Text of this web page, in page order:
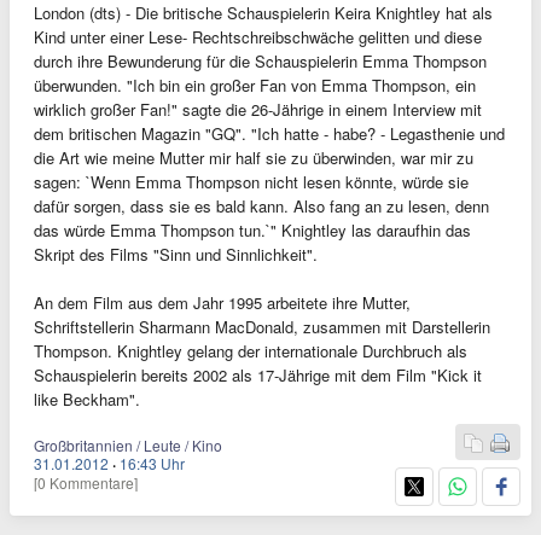
London (dts) - Die britische Schauspielerin Keira Knightley hat als
Kind unter einer Lese- Rechtschreibschwäche gelitten und diese
durch ihre Bewunderung für die Schauspielerin Emma Thompson
überwunden. "Ich bin ein großer Fan von Emma Thompson, ein
wirklich großer Fan!" sagte die 26-Jährige in einem Interview mit
dem britischen Magazin "GQ". "Ich hatte - habe? - Legasthenie und
die Art wie meine Mutter mir half sie zu überwinden, war mir zu
sagen: `Wenn Emma Thompson nicht lesen könnte, würde sie
dafür sorgen, dass sie es bald kann. Also fang an zu lesen, denn
das würde Emma Thompson tun.`" Knightley las daraufhin das
Skript des Films "Sinn und Sinnlichkeit".
An dem Film aus dem Jahr 1995 arbeitete ihre Mutter,
Schriftstellerin Sharmann MacDonald, zusammen mit Darstellerin
Thompson. Knightley gelang der internationale Durchbruch als
Schauspielerin bereits 2002 als 17-Jährige mit dem Film "Kick it
like Beckham".
Großbritannien / Leute / Kino
31.01.2012 · 16:43 Uhr
[0 Kommentare]